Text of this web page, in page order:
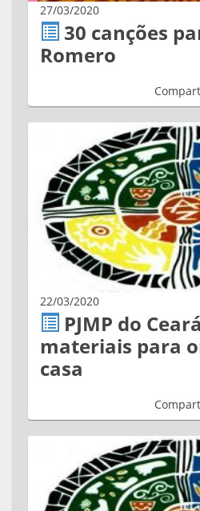
27/03/2020
30 canções
Romero
22/03/2020
PJMP do
materiais para
casa